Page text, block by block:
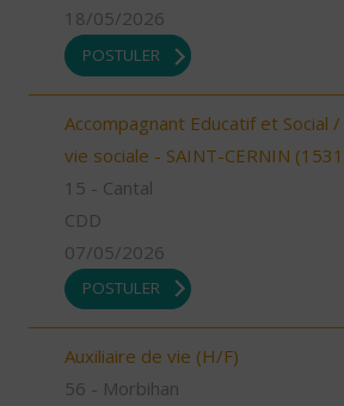
18/05/2026
POSTULER
Accompagnant Educatif et Social
vie sociale - SAINT-CERNIN
15 - Cantal
CDD
07/05/2026
POSTULER
Auxiliaire de vie (H/F)
56 - Morbihan